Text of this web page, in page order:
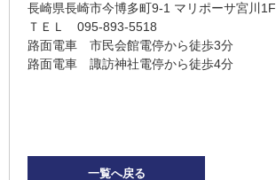
長崎県長崎市今博多町9-1 マリポーサ宮川1F
ＴＥＬ 095-893-5518
路面電車 市民会館電停から徒歩3分
路面電車 諏訪神社電停から徒歩4分
一覧へ戻る